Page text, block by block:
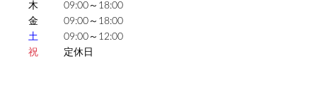
木
09:00～18:00
金
09:00～18:00
土
09:00～12:00
祝
定休日